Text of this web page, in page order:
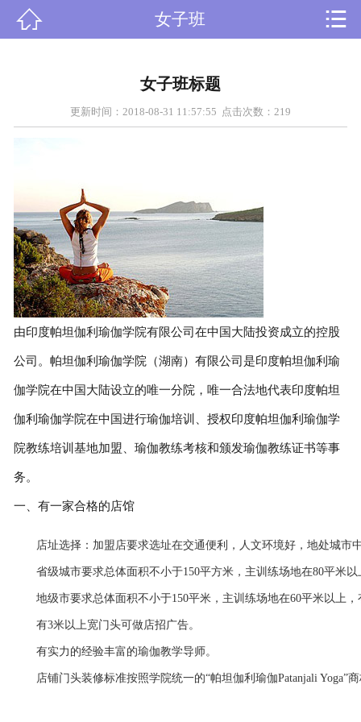
课程设置
人才招聘
荣誉资质
学员风采
联系我们
 女子班 
女子班标题
更新时间：2018-08-31 11:57:55 点击次数： 219
由印度帕坦伽利瑜伽学院有限公司在中国大陆投资成立的控股
公司。帕坦伽利瑜伽学院（湖南）有限公司是印度帕坦伽利瑜
伽学院在中国大陆设立的唯一分院，唯一合法地代表印度帕坦
伽利瑜伽学院在中国进行瑜伽培训、授权印度帕坦伽利瑜伽学
院教练培训基地加盟、瑜伽教练考核和颁发瑜伽教练证书等事
务。
一、有一家合格的店馆
店址选择：加盟店要求选址在交通便利，人文环境好，地处城
省级城市要求总体面积不小于150平方米，主训练场地在80平米
地级市要求总体面积不小于150平米，主训练场地在60平米以上
有3米以上宽门头可做店招广告。
有实力的经验丰富的瑜伽教学导师。
店铺门头装修标准按照学院统一的“帕坦伽利瑜伽Patanjali Yoga”